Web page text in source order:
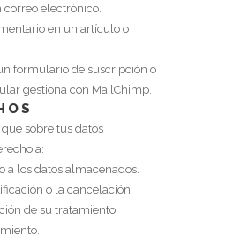
correo electrónico.
en un artículo o
formulario de suscripción o
gestiona con MailChimp.
sobre tus datos
a:
a los datos almacenados.
o la cancelación.
de su tratamiento.